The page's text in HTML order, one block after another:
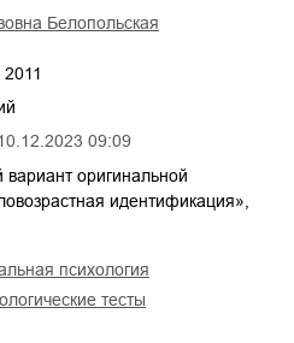
09:09
Белопольская
2011
оригинальной
идентификация»,
психология
тесты